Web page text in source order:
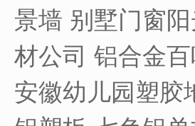
景墙 别墅门窗
材公司 铝合金
安徽幼儿园塑胶